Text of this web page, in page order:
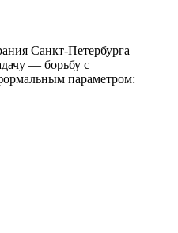
Санкт-Петербурга
— борьбу с
параметром: